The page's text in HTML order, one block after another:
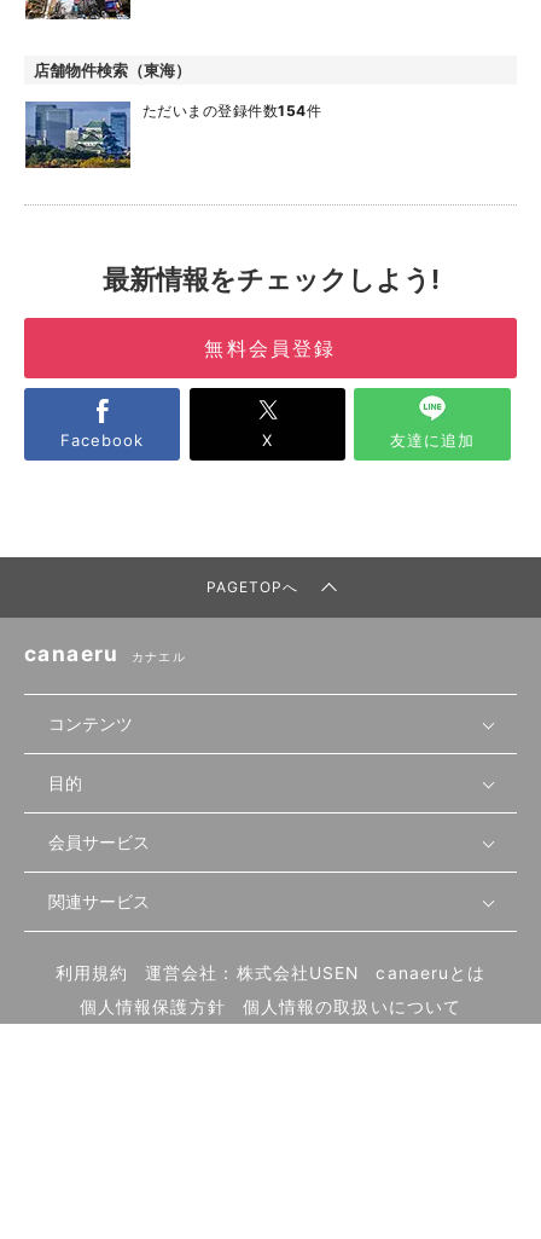
店舗物件検索（東海）
ただいまの登録件数154件
最新情報をチェックしよう!
無料会員登録
Facebook X 友達に追加
PAGETOPへ
canaeru カナエル
コンテンツ
無料開業相談
セミナー情報
セミナー動画
物件を探す
首都圏
北海道
先輩開業者の声
開業・経営に関する記事
目的
店舗運営
物件
内装・設備
食材・仕入れ
会員サービス
会員登録
ログイン
関連サービス
飲食店サクセスガイド（外部サイト）
利用規約 運営会社：株式会社USEN
canaeruとは
個人情報保護方針
個人情報の取扱いについて